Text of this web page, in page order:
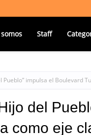
Staff
Pueblo” impulsa el Boulevard
del
como eje